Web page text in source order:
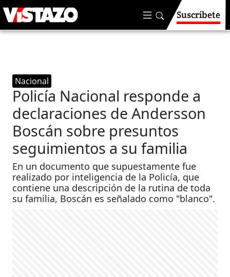
Suscríbete
Nacional
Policía Nacional responde a
declaraciones de Andersson
Boscán sobre presuntos
seguimientos a su familia
En un documento que supuestamente fue
realizado por inteligencia de la Policía, que
contiene una descripción de la rutina de toda
su familia, Boscán es señalado como "blanco".